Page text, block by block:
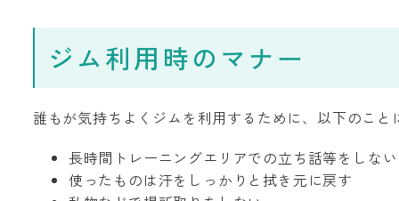
ジム利用時のマナー
誰もが気持ちよくジムを利用するために、以下のこと
長時間トレーニングエリアでの立ち話等をしない
使ったものは汗をしっかりと拭き元に戻す